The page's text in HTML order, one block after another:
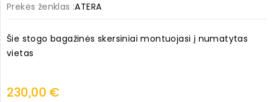
Prekės ženklas :ATERA
Šie stogo bagažinės skersiniai montuojasi į numatytas
vietas
230,00 €